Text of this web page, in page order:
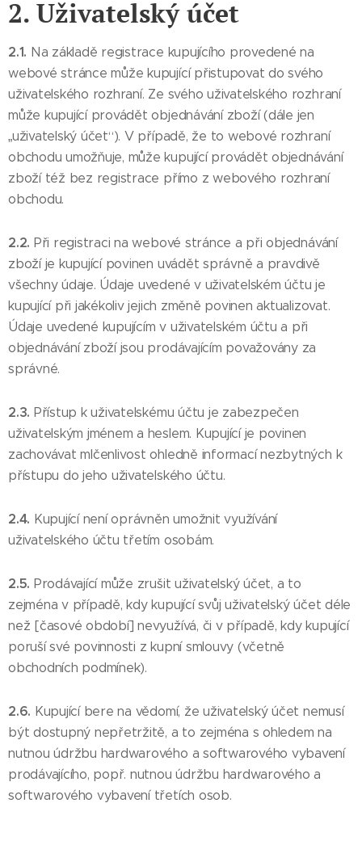
2. Uživatelský účet
2.1. Na základě registrace kupujícího provedené na
webové stránce může kupující přistupovat do svého
uživatelského rozhraní. Ze svého uživatelského rozhraní
může kupující provádět objednávání zboží (dále jen
„uživatelský účet“). V případě, že to webové rozhraní
obchodu umožňuje, může kupující provádět objednávání
zboží též bez registrace přímo z webového rozhraní
obchodu.
2.2. Při registraci na webové stránce a při objednávání
zboží je kupující povinen uvádět správně a pravdivě
všechny údaje. Údaje uvedené v uživatelském účtu je
kupující při jakékoliv jejich změně povinen aktualizovat.
Údaje uvedené kupujícím v uživatelském účtu a při
objednávání zboží jsou prodávajícím považovány za
správné.
2.3. Přístup k uživatelskému účtu je zabezpečen
uživatelským jménem a heslem. Kupující je povinen
zachovávat mlčenlivost ohledně informací nezbytných k
přístupu do jeho uživatelského účtu.
2.4. Kupující není oprávněn umožnit využívání
uživatelského účtu třetím osobám.
2.5. Prodávající může zrušit uživatelský účet, a to
zejména v případě, kdy kupující svůj uživatelský účet déle
než [časové období] nevyužívá, či v případě, kdy kupující
poruší své povinnosti z kupní smlouvy (včetně
obchodních podmínek).
2.6. Kupující bere na vědomí, že uživatelský účet nemusí
být dostupný nepřetržitě, a to zejména s ohledem na
nutnou údržbu hardwarového a softwarového vybavení
prodávajícího, popř. nutnou údržbu hardwarového a
softwarového vybavení třetích osob.